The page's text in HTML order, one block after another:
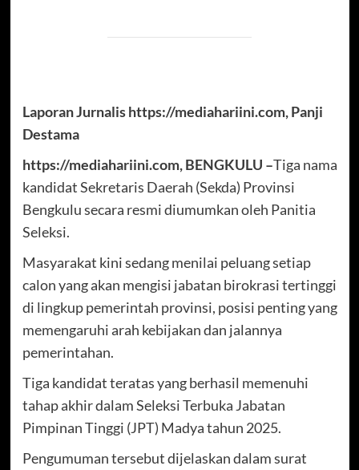
Laporan Jurnalis https://mediahariini.com, Panji
Destama
https://mediahariini.com, BENGKULU –Tiga nama
kandidat Sekretaris Daerah (Sekda) Provinsi
Bengkulu secara resmi diumumkan oleh Panitia
Seleksi.
Masyarakat kini sedang menilai peluang setiap
calon yang akan mengisi jabatan birokrasi tertinggi
di lingkup pemerintah provinsi, posisi penting yang
memengaruhi arah kebijakan dan jalannya
pemerintahan.
Tiga kandidat teratas yang berhasil memenuhi
tahap akhir dalam Seleksi Terbuka Jabatan
Pimpinan Tinggi (JPT) Madya tahun 2025.
Pengumuman tersebut dijelaskan dalam surat